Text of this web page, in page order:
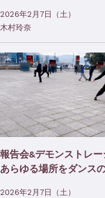
2026年2月7日（土）
木村玲奈
報告会&デモンストレ
あらゆる場所をダンス
2026年2月7日（土）